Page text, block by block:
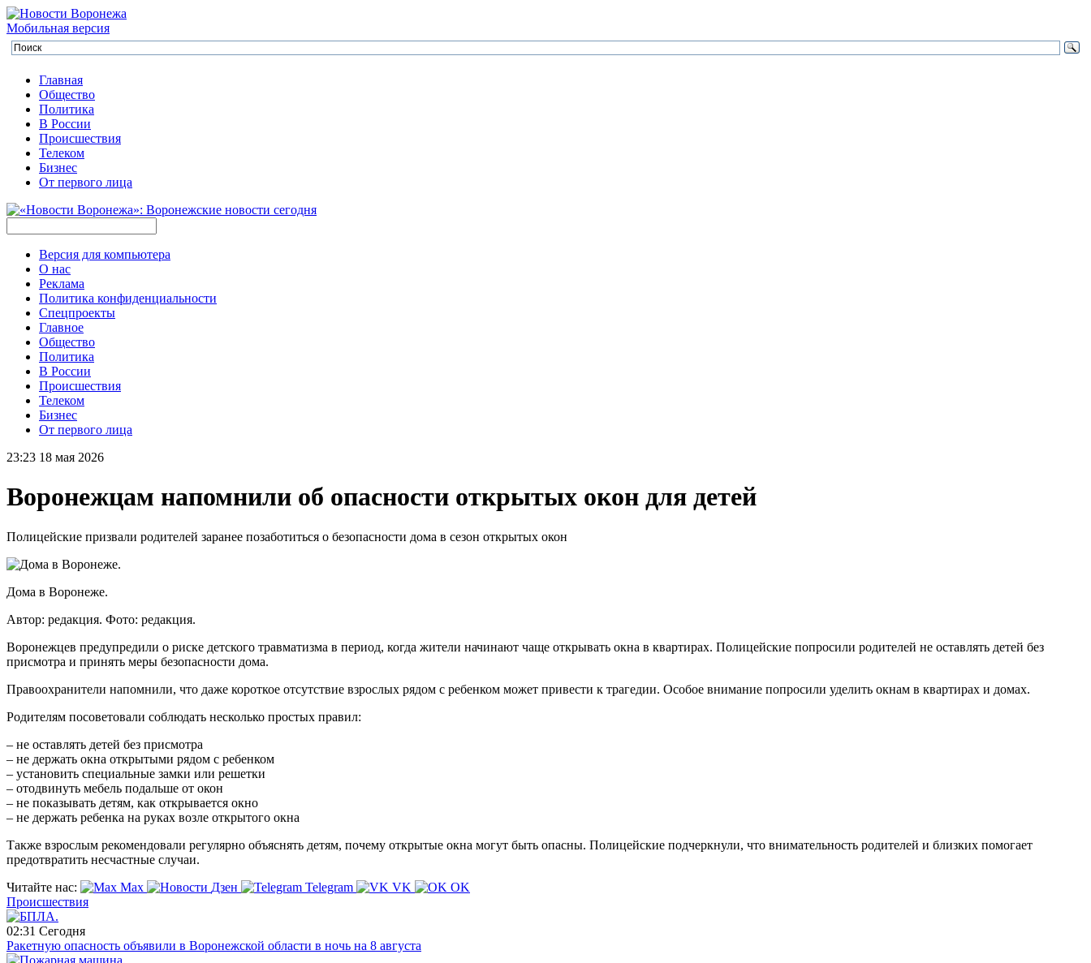
Мобильная версия
Главная
Общество
Политика
В России
Происшествия
Телеком
Бизнес
От первого лица
Версия для компьютера
О нас
Реклама
Политика конфиденциальности
Спецпроекты
Главное
Общество
Политика
В России
Происшествия
Телеком
Бизнес
От первого лица
23:23 18 мая 2026
Воронежцам напомнили об опасности открытых окон для детей
Полицейские призвали родителей заранее позаботиться о безопасности дома в сезон открытых окон
Дома в Воронеже.
Автор: редакция. Фото: редакция.
Воронежцев предупредили о риске детского травматизма в период, когда жители начинают чаще открывать окна в квартирах. Полицейские попросили родителей не оставлять детей без
присмотра и принять меры безопасности дома.
Правоохранители напомнили, что даже короткое отсутствие взрослых рядом с ребенком может привести к трагедии. Особое внимание попросили уделить окнам в квартирах и домах.
Родителям посоветовали соблюдать несколько простых правил:
– не оставлять детей без присмотра
– не держать окна открытыми рядом с ребенком
– установить специальные замки или решетки
– отодвинуть мебель подальше от окон
– не показывать детям, как открывается окно
– не держать ребенка на руках возле открытого окна
Также взрослым рекомендовали регулярно объяснять детям, почему открытые окна могут быть опасны. Полицейские подчеркнули, что внимательность родителей и близких помогает
предотвратить несчастные случаи.
Читайте нас:
Max Дзен Telegram VK
OK
Происшествия
02:31 Сегодня
Ракетную опасность объявили в Воронежской области в ночь на 8 августа